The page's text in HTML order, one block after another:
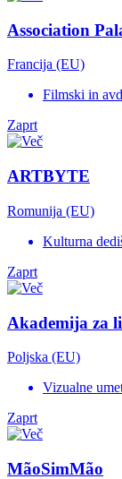
Association
Francija (EU)
Filmski in
Zaprt
ARTBYTE
Romunija (EU)
Kulturna
Zaprt
Akademija za
Poljska (EU)
Vizualne
Zaprt
MãoSimMão